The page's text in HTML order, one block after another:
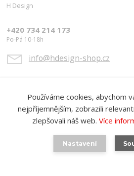
H Design
+420 734 214 173
Po-Pá 10-18h
info@hdesign-shop.cz
Používáme cookies, abychom
nejpříjemnějším, zobrazili
zlepšovali náš web. Více
Nastavení